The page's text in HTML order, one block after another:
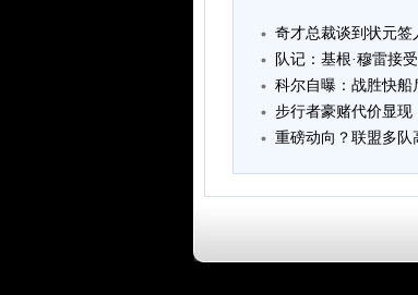
奇才总裁谈到状元签
队记：基根·穆雷接
科尔自曝：战胜快船
步行者豪赌代价显
重磅动向？联盟多队